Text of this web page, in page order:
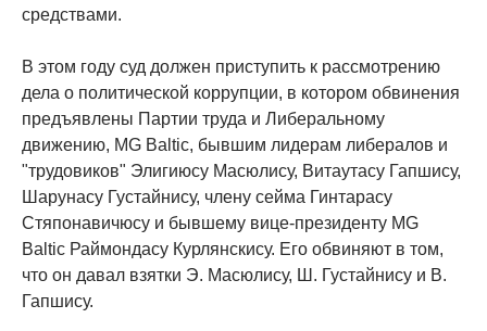
средствами.
В этом году суд должен приступить к рассмотрению
дела о политической коррупции, в котором обвинения
предъявлены Партии труда и Либеральному
движению, MG Baltic, бывшим лидерам либералов и
"трудовиков" Элигиюсу Масюлису, Витаутасу Гапшису,
Шарунасу Густайнису, члену сейма Гинтарасу
Стяпонавичюсу и бывшему вице-президенту MG
Baltic Раймондасу Курлянскису. Его обвиняют в том,
что он давал взятки Э. Масюлису, Ш. Густайнису и В.
Гапшису.